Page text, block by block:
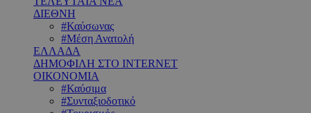
ΔΙΕΘΝΗ
#Καύσωνας
#Μέση Ανατολή
ΕΛΛΑΔΑ
ΔΗΜΟΦΙΛΗ ΣΤΟ INTERNET
ΟΙΚΟΝΟΜΙΑ
#Καύσιμα
#Συνταξιοδοτικό